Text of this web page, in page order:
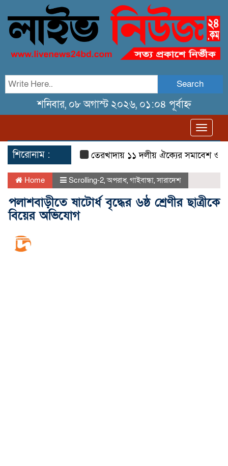
Search
শনিবার, ০৮ অগাস্ট ২০২৬, ০১:০৪ পূর্বাহ্ন
শিরোনাম : তেরখাদায় ১১ দলীয় ঐক্যের সমাবেশ ও গণ
Home Scrolling-2,অপরাধ, গাইবান্ধা,সারাদেশ
পলাশবাড়ীতে ষাটোর্ধ বৃদ্ধের ৬ষ্ঠ শ্রেণীর ছাত্রীকে
বিয়ের অ‌ভি‌যোগ